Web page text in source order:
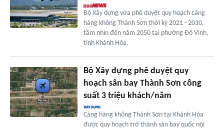
Bộ Xây dựng vừa phê duyệt quy hoạch cảng
hàng không Thành Sơn thời kỳ 2021 - 2030,
tầm nhìn đến năm 2050 tại phường Đô Vinh,
tỉnh Khánh Hòa.
Bộ Xây dựng phê duyệt quy
hoạch sân bay Thành Sơn công
suất 3 triệu khách/năm
Cảng hàng không Thành Sơn tại Khánh Hòa
được quy hoạch trở thành sân bay quốc nội